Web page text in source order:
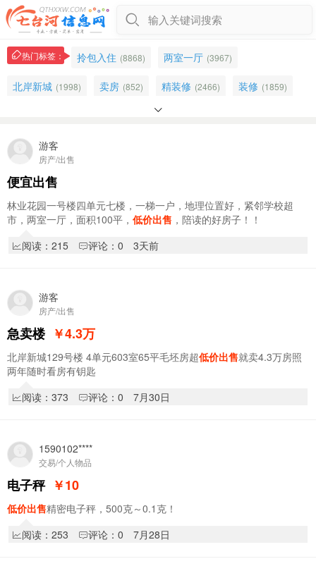
输入关键词搜索
热门标签： 拎包入住 (8868) 两室一厅 (3967)
北岸新城 (1998) 卖房 (852) 精装修 (2466) 装修 (1859)
精装
家电 (1025)
七星花园
万宝小区 (956) 一楼 (1155) 中学 (906) 卖楼 (2789)

游客
房产/出售
便宜出售
林业花园一号楼四单元七楼，一梯一户，地理位置好，紧邻学校超
市，两室一厅，面积100平， 低价出售 ，陪读的好房子！！
阅读：215
评论：0 3天前
游客
房产/出售
急卖楼 ￥4.3万
北岸新城129号楼 4单元603室65平毛坯房超低价出售就卖4.3万房照
两年随时看房有钥匙
阅读：373
评论：0 7月30日
1590102****
交易/个人物品
电子秤 ￥10
低价出售精密电子秤，500克～0.1克！
阅读：253
评论：0 7月28日